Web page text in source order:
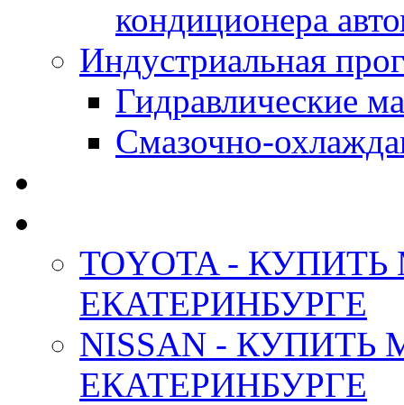
кондиционера
Индустриальная
Гидравлические
Смазочно-
TOYOTA -
ЕКАТЕРИНБУРГЕ
NISSAN -
ЕКАТЕРИНБУРГЕ